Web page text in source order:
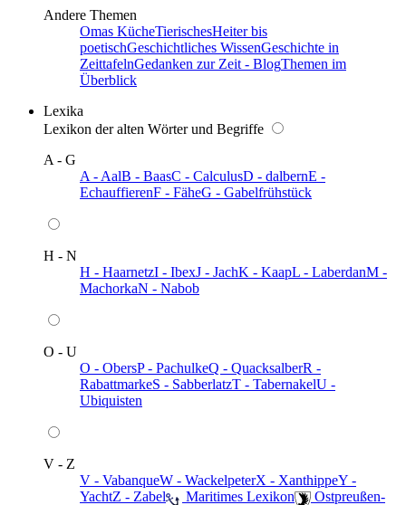
Andere Themen
Omas KücheTierischesHeiter bis
poetischGeschichtliches WissenGeschichte in
ZeittafelnGedanken zur Zeit - BlogThemen im
Überblick
Lexika
Lexikon der alten Wörter und Begriffe
A - G
A - AalB - BaasC - CalculusD - dalbernE -
EchauffierenF - FäheG - Gabelfrühstück
H - N
H - HaarnetzI - IbexJ - JachK - KaapL - LaberdanM -
MachorkaN - Nabob
O - U
O - ObersP - PachulkeQ - QuacksalberR -
RabattmarkeS - SabberlatzT - TabernakelU -
Ubiquisten
V - Z
V - VabanqueW - WackelpeterX - XanthippeY -
YachtZ - Zabel ️ Maritimes Lexikon
️ Ostpreußen-